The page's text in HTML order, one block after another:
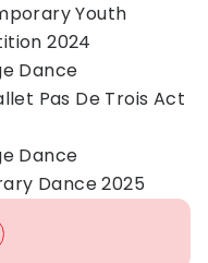
Youth
2024
Dance
Pas De Trois Act
Dance
Dance 2025